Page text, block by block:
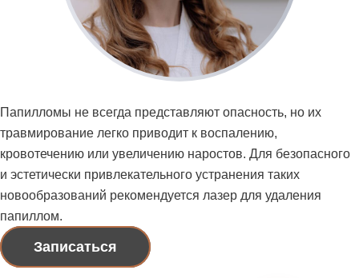
Папилломы не всегда представляют опасность, но их
травмирование легко приводит к воспалению,
кровотечению или увеличению наростов. Для безопасного
и эстетически привлекательного устранения таких
новообразований рекомендуется лазер для удаления
папиллом.
Записаться